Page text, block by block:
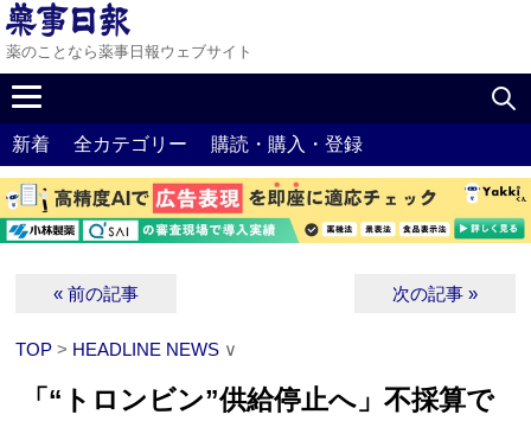
薬のことなら薬事日報ウェブサイト
新着 全カテゴリー 購読・購入・登録
« 前の記事 次の記事 »
TOP > HEADLINE NEWS ∨
「“トロンビン”供給停止へ」不採算で